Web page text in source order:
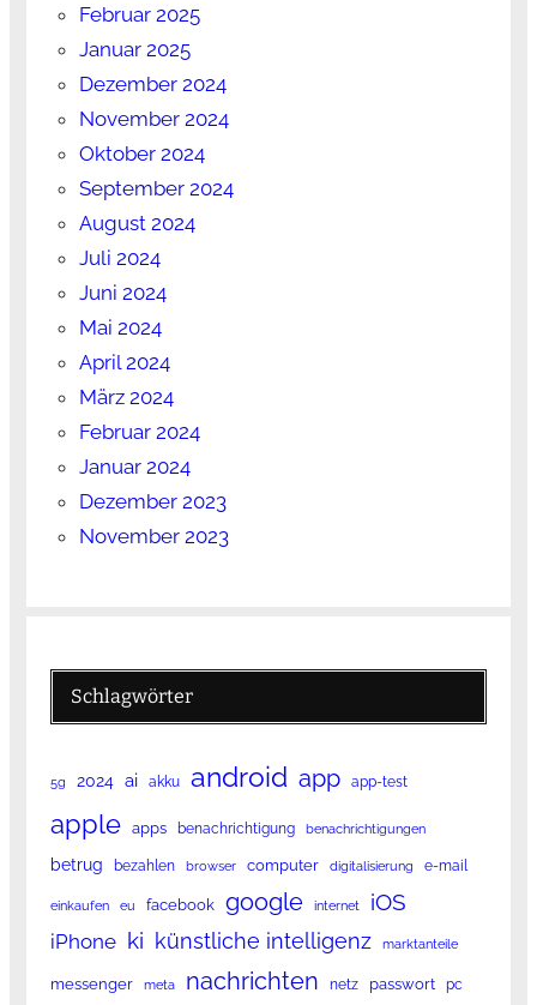
Februar 2025
Januar 2025
Dezember 2024
November 2024
Oktober 2024
September 2024
August 2024
Juli 2024
Juni 2024
Mai 2024
April 2024
März 2024
Februar 2024
Januar 2024
Dezember 2023
November 2023
Schlagwörter
5g 2024 ai akku android app app-test
apple apps benachrichtigung benachrichtigungen
betrug bezahlen browser computer digitalisierung e-mail
einkaufen eu facebook google internet iOS
iPhone ki künstliche intelligenz marktanteile
messenger meta nachrichten netz passwort pc